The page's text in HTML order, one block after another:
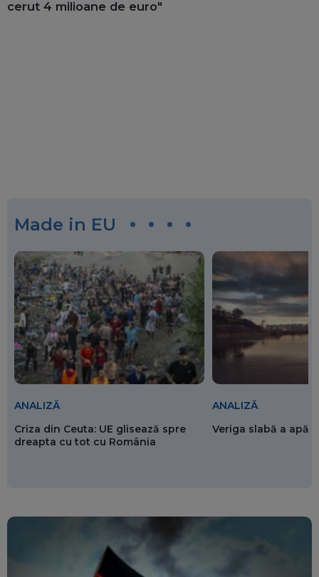
cerut 4 milioane de euro"
Made in EU
ANALIZĂ
Criza din Ceuta: UE glisează spre
dreapta cu tot cu România
ANALIZĂ
Veriga slabă a